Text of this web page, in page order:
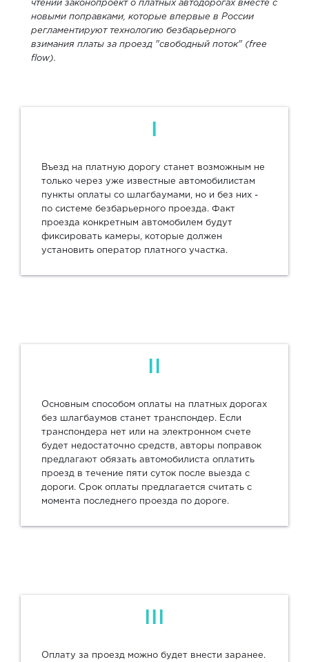
чтении законопроект о платных автодорогах вместе с
новыми поправками, которые впервые в России
регламентируют технологию безбарьерного
взимания платы за проезд "свободный поток" (free
flow).
I
Въезд на платную дорогу станет возможным не
только через уже известные автомобилистам
пункты оплаты со шлагбаумами, но и без них -
по системе безбарьерного проезда. Факт
проезда конкретным автомобилем будут
фиксировать камеры, которые должен
установить оператор платного участка.
II
Основным способом оплаты на платных дорогах
без шлагбаумов станет транспондер. Если
транспондера нет или на электронном счете
будет недостаточно средств, авторы поправок
предлагают обязать автомобилиста оплатить
проезд в течение пяти суток после выезда с
дороги. Срок оплаты предлагается считать с
момента последнего проезда по дороге.
III
Оплату за проезд можно будет внести заранее.